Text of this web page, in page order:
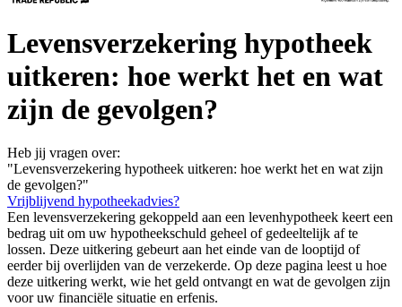
Levensverzekering hypotheek
uitkeren: hoe werkt het en wat
zijn de gevolgen?
Heb jij vragen over:
"Levensverzekering hypotheek uitkeren: hoe werkt het en wat zijn
de gevolgen?"
Vrijblijvend hypotheekadvies?
Een levensverzekering gekoppeld aan een levenhypotheek keert een
bedrag uit om uw hypotheekschuld geheel of gedeeltelijk af te
lossen. Deze uitkering gebeurt aan het einde van de looptijd of
eerder bij overlijden van de verzekerde. Op deze pagina leest u hoe
deze uitkering werkt, wie het geld ontvangt en wat de gevolgen zijn
voor uw financiële situatie en erfenis.